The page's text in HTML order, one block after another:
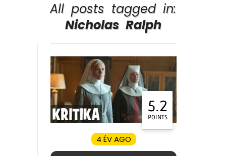
All posts tagged in:
Nicholas Ralph
5.2
POINTS
4 ÉV AGO